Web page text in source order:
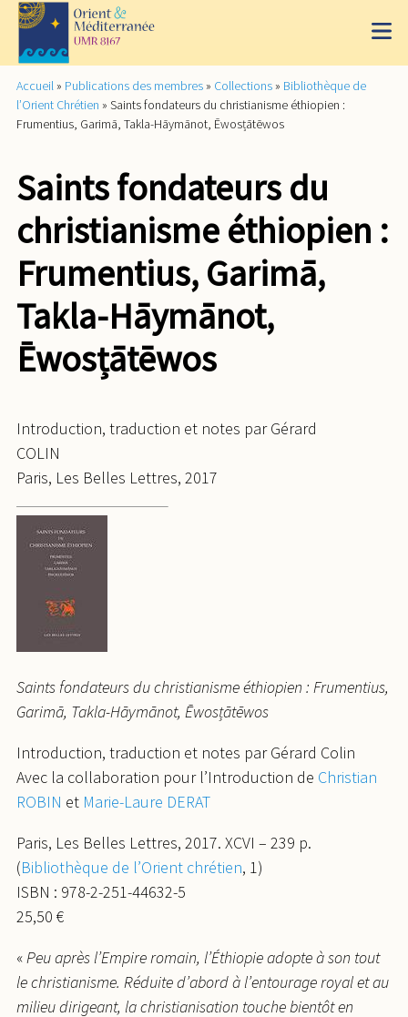
Accueil » Publications des membres » Collections » Bibliothèque de
l’Orient Chrétien » Saints fondateurs du christianisme éthiopien :
Frumentius, Garimā, Takla-Hāymānot, Ēwosțātēwos
Saints fondateurs du
christianisme éthiopien :
Frumentius, Garimā,
Takla-Hāymānot,
Ēwosțātēwos
Introduction, traduction et notes par Gérard
COLIN
Paris, Les Belles Lettres, 2017
Saints fondateurs du christianisme éthiopien : Frumentius,
Garimā, Takla-Hāymānot, Ēwosțātēwos
Introduction, traduction et notes par Gérard Colin
Avec la collaboration pour l’Introduction de Christian
ROBIN et Marie-Laure DERAT
Paris, Les Belles Lettres, 2017. XCVI – 239 p.
(Bibliothèque de l’Orient chrétien, 1)
ISBN : 978-2-251-44632-5
25,50 €
«Peu après l’Empire romain, l’Éthiopie adopte à son tout
le christianisme. Réduite d’abord à l’entourage royal et au
milieu dirigeant, la christianisation touche bientôt en